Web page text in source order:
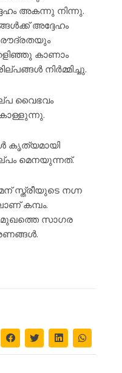
അകന്നു നിന്നു.
അദ്ദേഹം
രൗദ്രതയും
കാണാം
നിർമ്മിച്ചു.
വൈഭവം
മെനയുന്നത്.
സ്ത്രീയുടെ നഗ്ന
കമ്പം.
സാഗര